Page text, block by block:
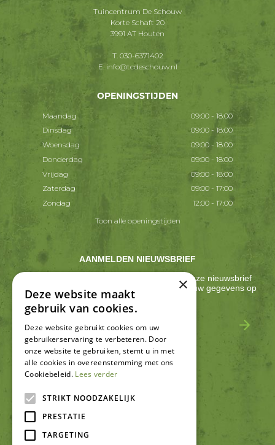
Tuincentrum De Schouw
Korte Schaft 20
3991 AT Houten
T. 030-6371402
E. info@tcdeschouw.nl
OPENINGSTIJDEN
Maandag
09:00 - 18:00
Dinsdag
09:00 - 18:00
Woensdag
09:00 - 18:00
Donderdag
09:00 - 18:00
Vrijdag
09:00 - 18:00
Zaterdag
09:00 - 17:00
Zondag
12:00 - 17:00
Toon alle openingstijden
AANMELDEN NIEUWSBRIEF
Ontvang ongeveer één keer per 2 weken onze nieuwsbrief
met acties, nieuws & activiteiten! We slaan jouw gegevens op
conform onze
×
Deze website maakt
gebruik van cookies.
Deze website gebruikt cookies om uw
gebruikerservaring te verbeteren. Door
onze website te gebruiken, stemt u in met
alle cookies in overeenstemming met ons
Cookiebeleid. Lees verder
STRIKT NOODZAKELIJK
PRESTATIE
TARGETING